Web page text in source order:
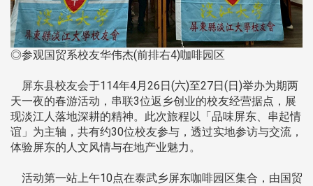
◎参观国贸系校友华伟杰(前排右4)咖啡园区
屏东县校友会于114年4月26日(六)至27日(日)举办为期两
天一夜的春游活动，串联3位返乡创业的校友经营据点，展
现淡江人落地深耕的精神。此次旅程以「品味屏东、串起情
谊」为主轴，共有约30位校友参与，透过实地参访与交流，
体验屏东的人文风情与在地产业魅力。
活动第一站上午10点在泰武乡屏东咖啡园区集合，由国贸